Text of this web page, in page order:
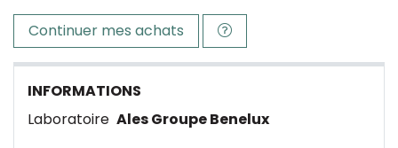
Continuer mes achats
INFORMATIONS
Laboratoire Ales Groupe Benelux